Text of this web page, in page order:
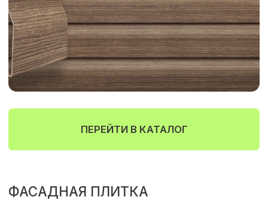
ФАСАДНЫЕ ПАНЕЛИ